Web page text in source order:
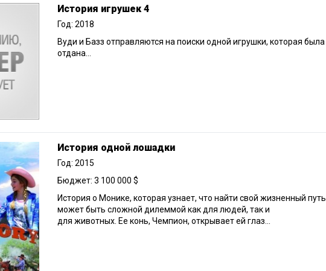
История игрушек 4
Год: 2018
Вуди и Базз отправляются на поиски одной игрушки, которая была
отдана…
История одной лошадки
Год: 2015
Бюджет: 3 100 000 $
История о Монике, которая узнает, что найти свой жизненный путь
может быть сложной дилеммой как для людей, так и
для животных. Ее конь, Чемпион, открывает ей глаз...